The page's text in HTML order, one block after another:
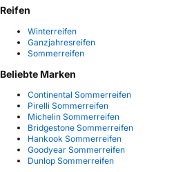
Reifen
Winterreifen
Ganzjahresreifen
Sommerreifen
Beliebte Marken
Continental Sommerreifen
Pirelli Sommerreifen
Michelin Sommerreifen
Bridgestone Sommerreifen
Hankook Sommerreifen
Goodyear Sommerreifen
Dunlop Sommerreifen